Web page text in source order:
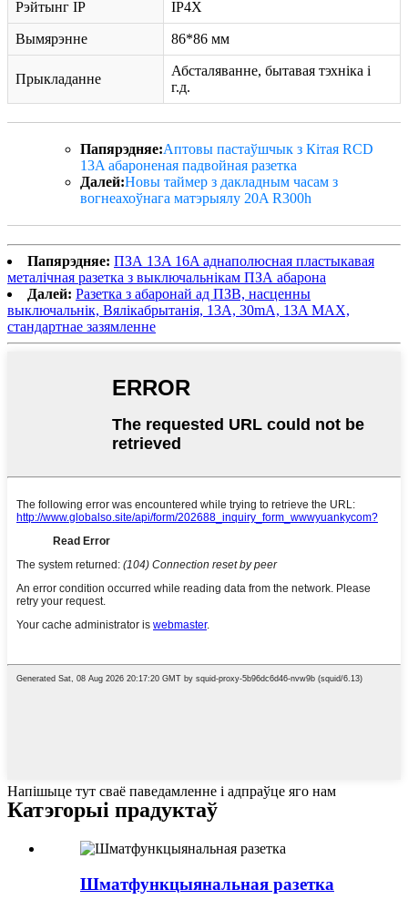
Рэйтынг IP IP4X
Вымярэнне 86*86 мм
Прыкладанне
Абсталяванне, бытавая тэхніка і
г.д.
Папярэдняе:Аптовы пастаўшчык з Кітая RCD
13A абароненая падвойная разетка
Далей:Новы таймер з дакладным часам з
вогнеахоўнага матэрыялу 20A R300h
Папярэдняе: ПЗА 13A 16A аднаполюсная пластыкавая
металічная разетка з выключальнікам ПЗА абарона
Далей: Разетка з абаронай ад ПЗВ, насценны
выключальнік, Вялікабрытанія, 13A, 30mA, 13A MAX,
стандартнае зазямленне
Напішыце тут сваё паведамленне і адпраўце яго нам
Катэгорыі прадуктаў
Шматфункцыянальная разетка